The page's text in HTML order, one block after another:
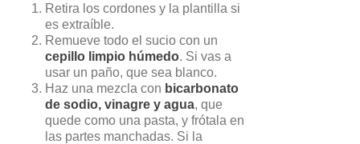
Retira los cordones y la plantilla si
es extraíble.
Remueve todo el sucio con un
cepillo limpio húmedo. Si vas a
usar un paño, que sea blanco.
Haz una mezcla con bicarbonato
de sodio, vinagre y agua, que
quede como una pasta, y frótala en
las partes manchadas. Si la